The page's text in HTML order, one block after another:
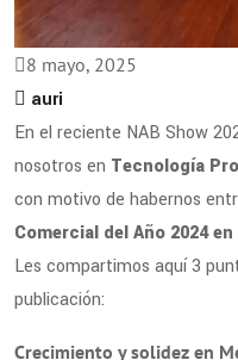
8 mayo, 2025
auri
En el reciente NAB Show
nosotros en Tecnología
con motivo de habernos
Comercial del Año 2024 en
Les compartimos aquí 3
publicación:
Crecimiento y solidez en